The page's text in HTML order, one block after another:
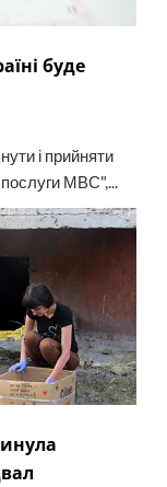
буде
і прийняти
послуги МВС",...